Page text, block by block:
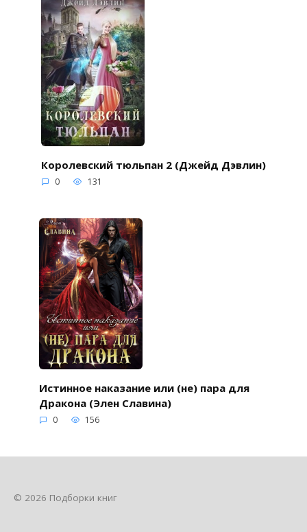
Королевский тюльпан 2 (Джейд Дэвлин)
0 131
Истинное наказание или (не) пара для
Дракона (Элен Славина)
0 156
© 2026 Подборки книг